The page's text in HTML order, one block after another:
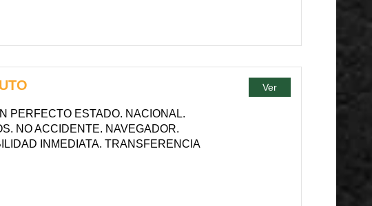
PERFECTO ESTADO. NACIONAL.
NO ACCIDENTE. NAVEGADOR.
INMEDIATA. TRANSFERENCIA
Ver